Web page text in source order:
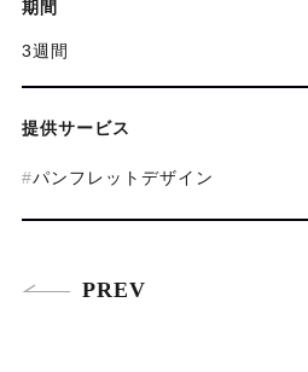
期間
3週間
提供サービス
パンフレットデザイン
PREV